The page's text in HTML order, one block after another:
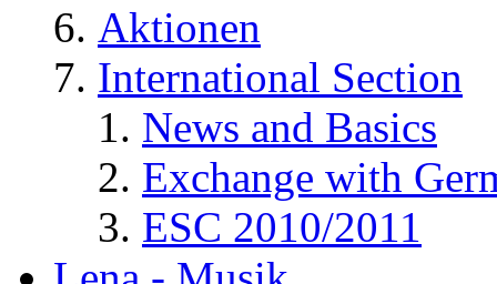
Aktionen
International Section
News and Basics
Exchange with
ESC 2010/2011